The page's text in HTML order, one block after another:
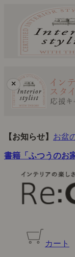
×
【お知らせ】 お盆
書籍「ふつうのお
カート